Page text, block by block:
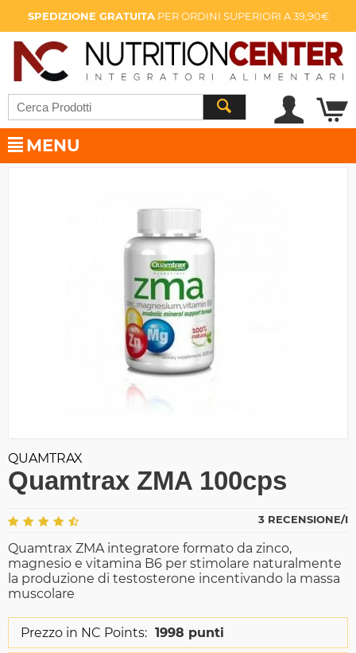
SPEDIZIONE GRATUITAPER ORDINI SUPERIORI A 39,90€
MENU
QUAMTRAX
Quamtrax ZMA 100cps
3 RECENSIONE/I
Quamtrax ZMA integratore formato da zinco,
magnesio e vitamina B6 per stimolare naturalmente
la produzione di testosterone incentivando la massa
muscolare
Prezzo in NC Points: 1998 punti